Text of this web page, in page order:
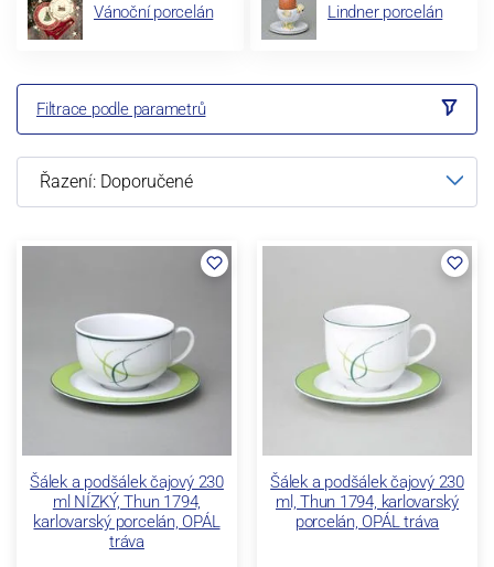
Vánoční porcelán Lindner porcelán
Filtrace podle parametrů
Šálek a podšálek čajový 230
ml NÍZKÝ, Thun 1794,
karlovarský porcelán, OPÁL
tráva
Šálek a podšálek čajový 230
ml, Thun 1794, karlovarský
porcelán, OPÁL tráva